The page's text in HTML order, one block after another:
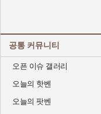
공통 커뮤니티
오픈 이슈 갤러리
오늘의 핫벤
오늘의 팟벤